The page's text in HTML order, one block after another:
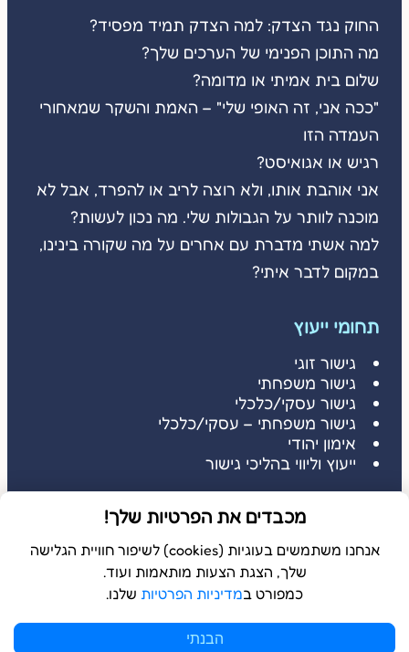
החוק נגד הצדק: למה הצדק תמיד מפסיד?
מה התוכן הפנימי של הערכים שלך?
שלום בית אמיתי או מדומה?
"ככה אני, זה האופי שלי" – האמת והשקר שמאחורי
העמדה הזו
רגיש או אגואיסט?
אני אוהבת אותו, ולא רוצה לריב או להפרד, אבל לא
מוכנה לוותר על הגבולות שלי. מה נכון לעשות?
למה אשתי מדברת עם אחרים על מה שקורה בינינו,
במקום לדבר איתי?
תחומי ייעוץ
גישור זוגי
גישור משפחתי
גישור עסקי/כלכלי
גישור משפחתי – עסקי/כלכלי
אימון יהודי
ייעוץ וליווי בהליכי גישור
דברו איתי
דברו איתי: 052-3686485
שלחו הודעה: 052-3686485
מכבדים את הפרטיות שלך!
אנחנו משתמשים בעוגיות (cookies) לשיפור חוויית הגלישה
שלך, הצגת הצעות מותאמות ועוד.
כמפורט במדיניות הפרטיות שלנו.
הבנתי